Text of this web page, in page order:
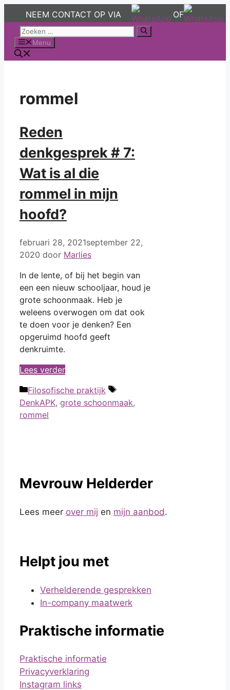
NEEM CONTACT OP VIA
OF
naar
Zoek
naar:Menu
rommel
Reden
denkgesprek # 7:
Wat is al die
rommel in mijn
hoofd?
februari 28, 2021september 22,
2020 door Marlies
In de lente, of bij het begin van
een een nieuw schooljaar, houd je
grote schoonmaak. Heb je
weleens overwogen om dat ook
te doen voor je denken? Een
opgeruimd hoofd geeft
denkruimte.
Lees verder
Categorieën
Filosofische praktijk
Tags
DenkAPK, grote schoonmaak,
rommel
Mevrouw Helderder
Lees meer over mij en mijn aanbod.
Helpt jou met
Verhelderende gesprekken
In-company maatwerk
Praktische informatie
Praktische informatie
Privacyverklaring
Instagram links